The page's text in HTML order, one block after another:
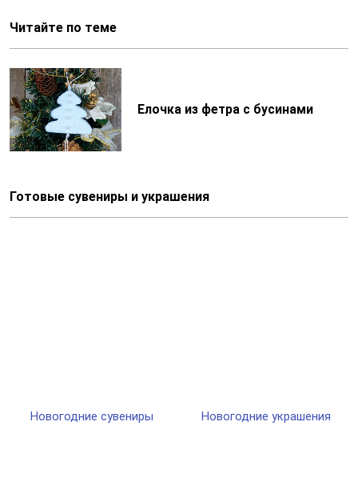
Готовые сувениры и украшения
Новогодние сувениры Новогодние украшения
Читайте по теме
Елочка из фетра с бусинами